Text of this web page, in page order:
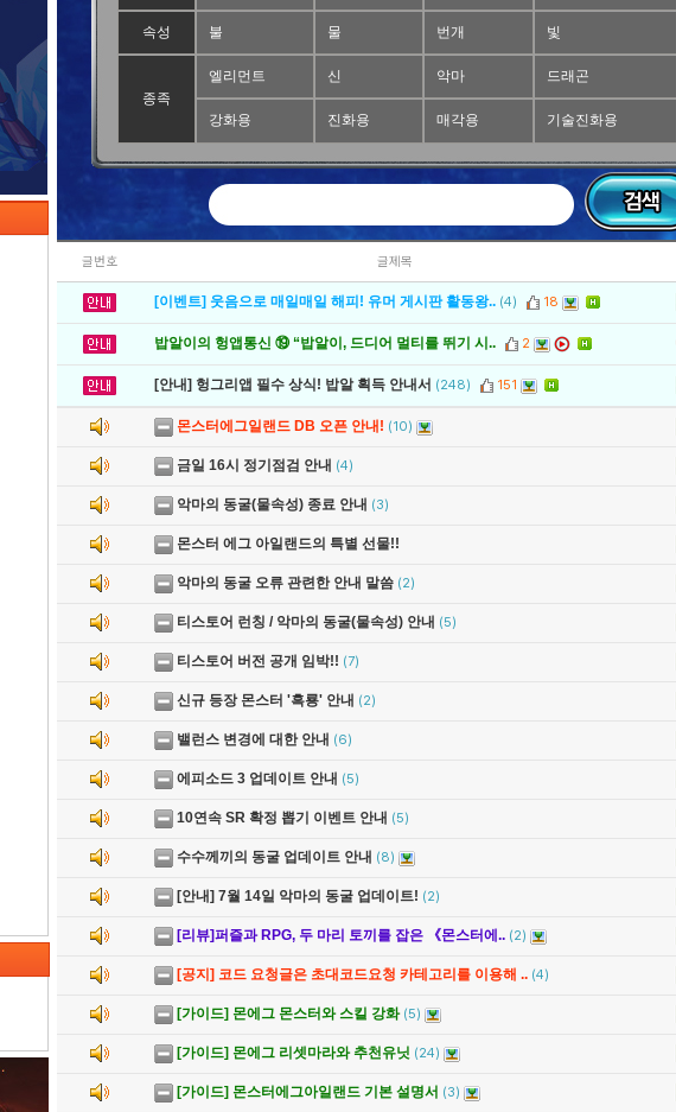
속성 불 물 번개 빛
종족
엘리먼트 신 악마 드래곤
강화용 진화용 매각용 기술진화용
글번호 글제목
[이벤트] 웃음으로 매일매일 해피! 유머 게시판 활동왕.. (4) 18
밥알이의 헝앱통신 ⑲ “밥알이, 드디어 멀티를 뛰기 시.. 2
[안내] 헝그리앱 필수 상식! 밥알 획득 안내서 (248) 151
몬스터에그일랜드 DB 오픈 안내! (10)
금일 16시 정기점검 안내 (4)
악마의 동굴(물속성) 종료 안내 (3)
몬스터 에그 아일랜드의 특별 선물!!
악마의 동굴 오류 관련한 안내 말씀 (2)
티스토어 런칭 / 악마의 동굴(물속성) 안내 (5)
티스토어 버전 공개 임박!! (7)
신규 등장 몬스터 '흑룡' 안내 (2)
밸런스 변경에 대한 안내 (6)
에피소드 3 업데이트 안내 (5)
10연속 SR 확정 뽑기 이벤트 안내 (5)
수수께끼의 동굴 업데이트 안내 (8)
[안내] 7월 14일 악마의 동굴 업데이트! (2)
[리뷰]퍼즐과 RPG, 두 마리 토끼를 잡은 《몬스터에.. (2)
[공지] 코드 요청글은 초대코드요청 카테고리를 이용해 .. (4)
[가이드] 몬에그 몬스터와 스킬 강화 (5)
[가이드] 몬에그 리셋마라와 추천유닛 (24)
[가이드] 몬스터에그아일랜드 기본 설명서 (3)